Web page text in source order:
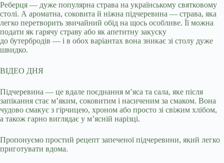
Реберця — дуже популярна страва на українському святковому
столі. А ароматна, соковита й ніжна підчеревина — страва, яка
легко перетворить звичайний обід на щось особливе. Її можна
подати як гарячу страву або як апетитну закуску
до бутербродів — і в обох варіантах вона зникає зі столу дуже
швидко.
ВІДЕО ДНЯ
Підчеревина — це вдале поєднання м’яса та сала, яке після
запікання стає м’яким, соковитим і насиченим за смаком. Вона
чудово смакує з гірчицею, хроном або просто зі свіжим хлібом,
а також гарно виглядає у м’ясній нарізці.
Пропонуємо простий рецепт запеченої підчеревини, який легко
приготувати вдома.